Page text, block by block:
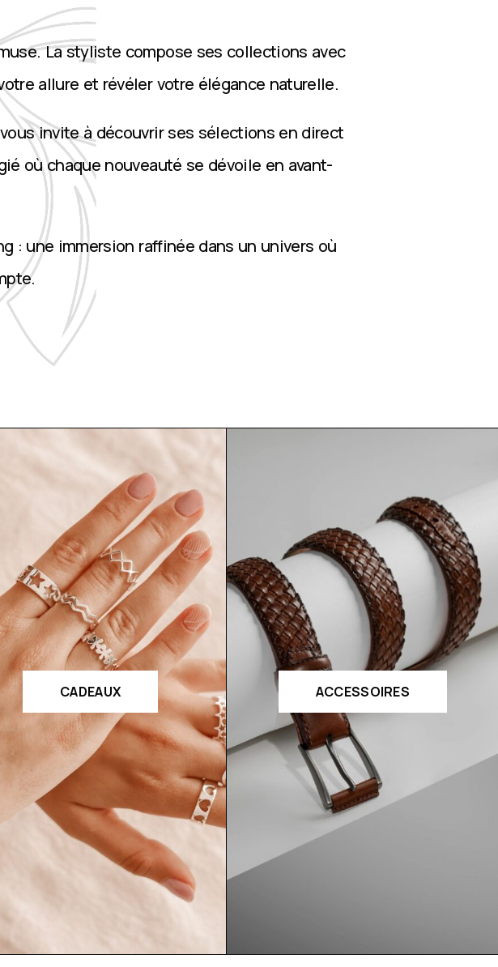
La styliste compose ses collections avec
allure et révéler votre élégance naturelle.
invite à découvrir ses sélections en direct
où chaque nouveauté se dévoile en avant-
: une immersion raffinée dans un univers où
CADEAUX ACCESSOIRES